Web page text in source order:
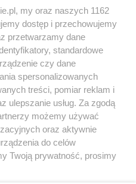
Specjalny koncert z okazji
20. urodzin portalu
wSzczecinie.pl
Regulamin konkursów
śniadaniówka "Hej
Szczecin! Jest piątek!"
my oraz naszych 1162
dostęp i przechowujemy
przetwarzamy dane
standardowe
czy dane
spersonalizowanych
treści, pomiar reklam i
ulepszanie usług. Za zgodą
możemy używać
oraz aktywnie
do celów
Twoją prywatność, prosimy